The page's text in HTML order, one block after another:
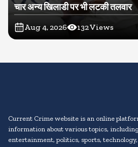
चार अन्य खिलाडी पर भी लटकी तलवार
Aug 4, 2026 132Views
Current Crime website is an online
information about various topics,
entertainment, politics, sports,